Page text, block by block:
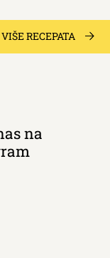
VIŠE RECEPATA
na